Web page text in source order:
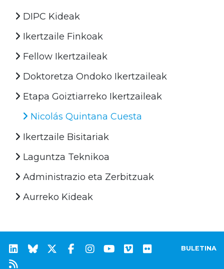
DIPC Kideak
Ikertzaile Finkoak
Fellow Ikertzaileak
Doktoretza Ondoko Ikertzaileak
Etapa Goiztiarreko Ikertzaileak
Nicolás Quintana Cuesta
Ikertzaile Bisitariak
Laguntza Teknikoa
Administrazio eta Zerbitzuak
Aurreko Kideak
BULETINA